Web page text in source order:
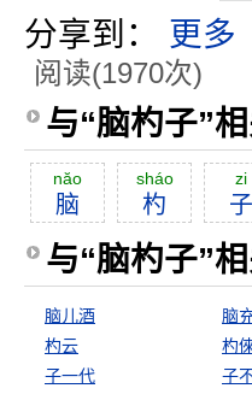
分享到： 更多
阅读(1970次)
与“脑杓子”
năo
脑
sháo
杓
zi
子
与“脑杓子”
脑儿酒 脑
杓云
杓
子一代
子